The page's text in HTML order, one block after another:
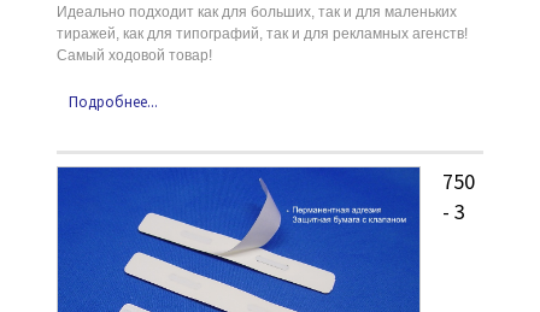
Идеально подходит как для больших, так и для маленьких
тиражей, как для типографий, так и для рекламных агенств!
Самый ходовой товар!
Подробнее...
750
- 3